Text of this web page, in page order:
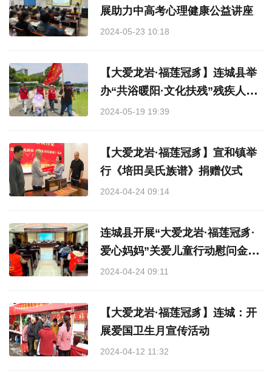
展助力中高考心理健康公益讲座
2024-05-23 10:18
【大爱龙岩·福莲冠豸】连城县举
办“共浴暖阳·文化扶残”残疾人文
化进家庭“五个一”活动
2024-05-19 19:39
【大爱龙岩·福莲冠豸】宣和镇举
行《培田吴氏族谱》捐赠仪式
2024-04-24 09:14
连城县开展“大爱龙岩·福莲冠豸·
爱心妈妈”关爱儿童行动慰问金集
中发放仪式
2024-04-24 09:11
【大爱龙岩·福莲冠豸】连城：开
展爱国卫生月宣传活动
2024-04-12 11:32